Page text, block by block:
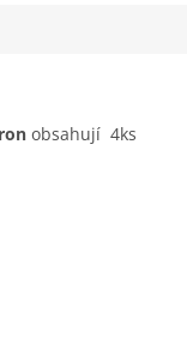
obsahují 4ks